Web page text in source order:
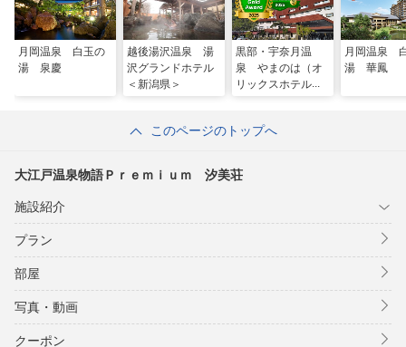
月岡温泉 白玉の
湯 泉慶
越後湯沢温泉 湯
沢グランドホテル
＜新潟県＞
黒部・宇奈月温
泉 やまのは（オ
リックスホテルズ
月岡温泉
湯 華鳳
このページのトップへ
大江戸温泉物語Ｐｒｅｍｉｕｍ 汐美荘
施設紹介
プラン
部屋
写真・動画
クーポン